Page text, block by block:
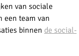
van sociale
een team van
binnen de social-